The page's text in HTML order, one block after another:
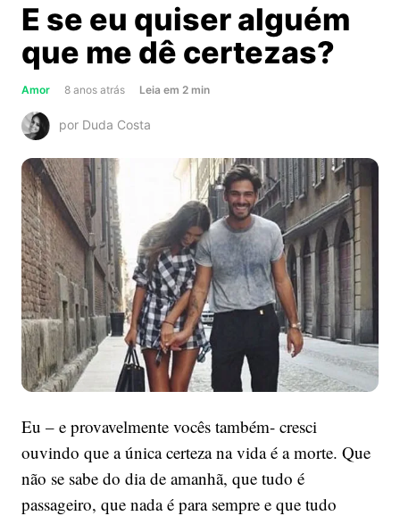
E se eu quiser alguém
que me dê certezas?
Amor 8 anos atrás Leia about
quiser
alguém
que
me
dê
certezas?
em 2 min
por Duda Costa
Eu – e provavelmente vocês também- cresci
ouvindo que a única certeza na vida é a morte. Que
não se sabe do dia de amanhã, que tudo é
passageiro, que nada é para sempre e que tudo